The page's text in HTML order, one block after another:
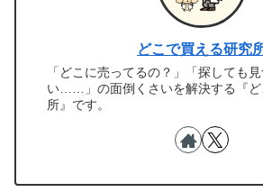
どこで買える研究
「どこに売ってるの？」「探しても
い……」の面倒くさいを解決する『ど
所』です。